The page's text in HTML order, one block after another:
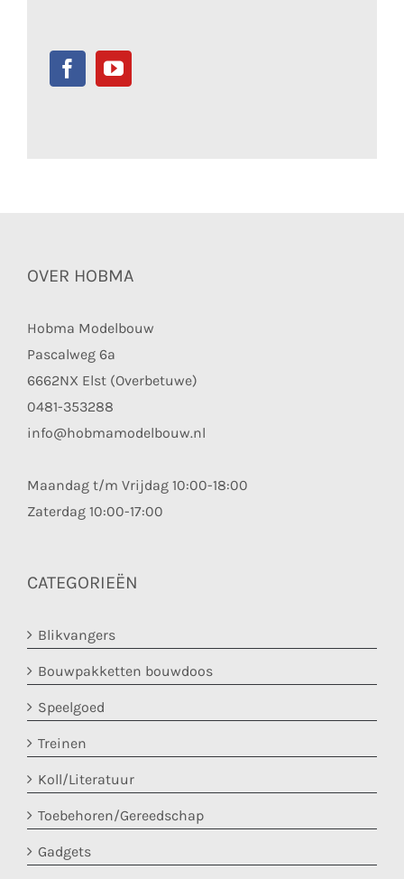
OVER HOBMA
Hobma Modelbouw
Pascalweg 6a
6662NX Elst (Overbetuwe)
0481-353288
info@hobmamodelbouw.nl
Maandag t/m Vrijdag 10:00-18:00
Zaterdag 10:00-17:00
CATEGORIEËN
Blikvangers
Bouwpakketten bouwdoos
Speelgoed
Treinen
Koll/Literatuur
Toebehoren/Gereedschap
Gadgets